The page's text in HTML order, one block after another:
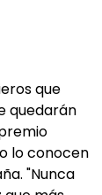
que
quedarán
lo conocen
"Nunca